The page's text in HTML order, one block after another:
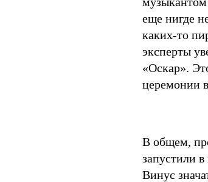
еще нигде
каких-то
эксперты
«Оскар».
церемонии
В общем,
запустили
Винус